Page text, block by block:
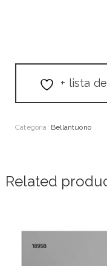
+ lista
Categoria: Bellantuono
Related